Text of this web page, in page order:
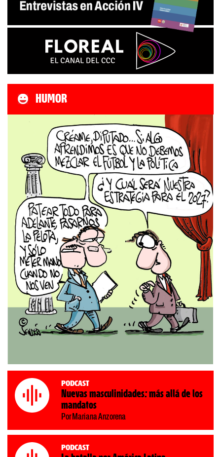
HUMOR
Podcast
Nuevas masculinidades: más allá de los
mandatos
Por Mariana Anzorena
Podcast